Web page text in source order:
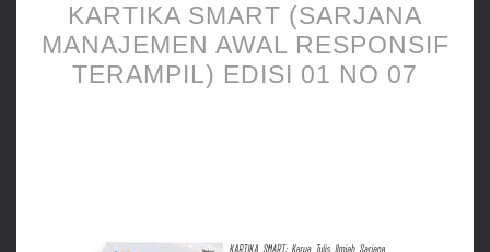
KARTIKA SMART (SARJANA
MANAJEMEN AWAL RESPONSIF
TERAMPIL) EDISI 01 NO 07